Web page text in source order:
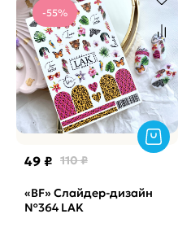
-55%
49 ₽ 110 ₽
«BF» Cлайдер-дизайн
№364 LAK